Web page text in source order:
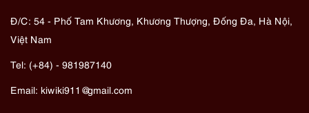
Đ/C: 54 - Phố Tam Khương, Khương Thượng, Đống Đa, Hà Nội,
Việt Nam
Tel: (+84) - 981987140
Email: kiwiki911@gmail.com